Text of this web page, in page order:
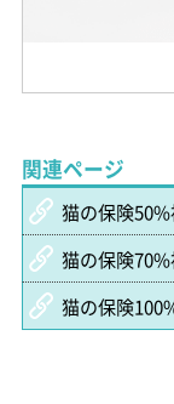
関連ページ
猫の保険
猫の保険
猫の保険